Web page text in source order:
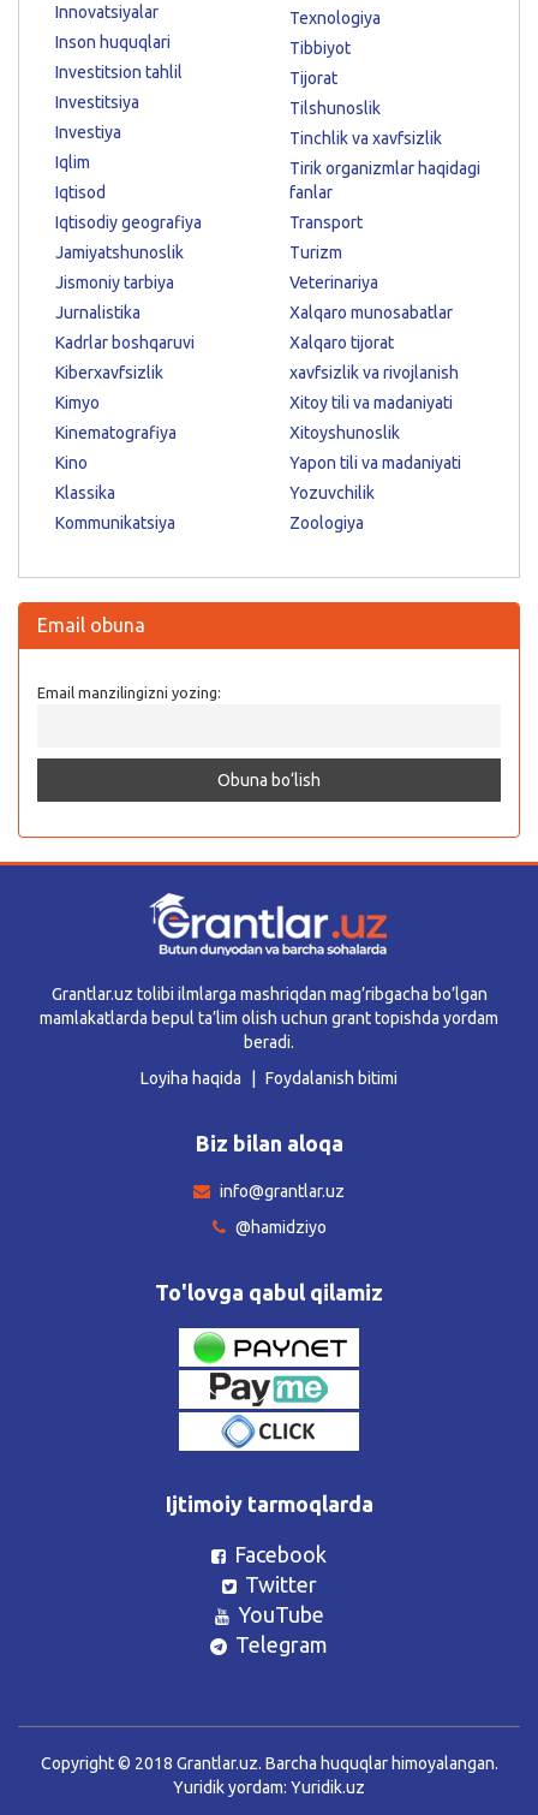
Innovatsiyalar
Inson huquqlari
Investitsion tahlil
Investitsiya
Investiya
Iqlim
Iqtisod
Iqtisodiy geografiya
Jamiyatshunoslik
Jismoniy tarbiya
Jurnalistika
Kadrlar boshqaruvi
Kiberxavfsizlik
Kimyo
Kinematografiya
Kino
Klassika
Kommunikatsiya
Texnologiya
Tibbiyot
Tijorat
Tilshunoslik
Tinchlik va xavfsizlik
Tirik organizmlar haqidagi
fanlar
Transport
Turizm
Veterinariya
Xalqaro munosabatlar
Xalqaro tijorat
xavfsizlik va rivojlanish
Xitoy tili va madaniyati
Xitoyshunoslik
Yapon tili va madaniyati
Yozuvchilik
Zoologiya
Email obuna
Email manzilingizni yozing:
Grantlar.uz tolibi ilmlarga mashriqdan mag’ribgacha bo’lgan
mamlakatlarda bepul ta’lim olish uchun grant topishda yordam
beradi.
Loyiha haqida
Foydalanish bitimi
Biz bilan aloqa
info@grantlar.uz
@hamidziyo
To'lovga qabul qilamiz
Ijtimoiy tarmoqlarda
Facebook
Twitter
YouTube
Telegram
Copyright © 2018 Grantlar.uz. Barcha huquqlar himoyalangan.
Yuridik yordam: Yuridik.uz